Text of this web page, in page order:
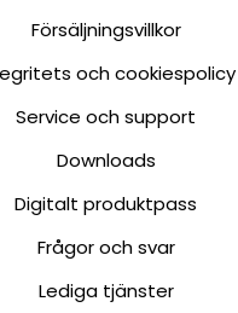
Försäljningsvillkor
och cookiespolicy
Service och support
Downloads
Digitalt produktpass
Frågor och svar
Lediga tjänster